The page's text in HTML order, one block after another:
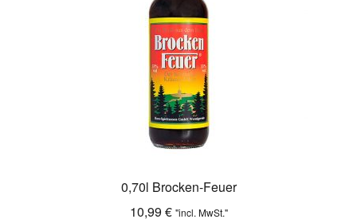
0,70l Brocken-Feuer
10,99 € "incl. MwSt."